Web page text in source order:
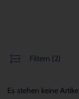
Filtern (2)
Es stehen keine